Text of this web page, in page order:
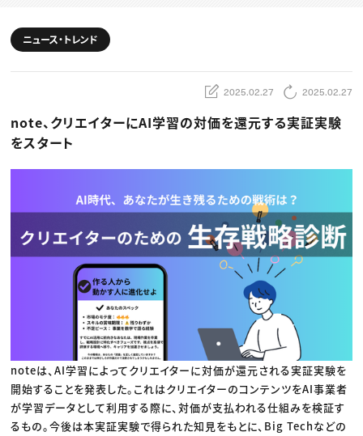
スキルアップしたい！ トップ
デザイン
動画配信・映像制作
ディレクション
業界解説・キャリア事情
お役立ち基礎知識
TOP Creator’s コラム
ゲームクリエイター
映像クリエイター
マーケッター
C＆R Magazine
ニュース・トレンド
ゲーム・エンタメ
広告
出版
CREATIVE VILLAGEからのお知らせ
プロフェッショナル×つながる×メディア
ニュース・トレンド
2025.02.27 2025.02.27
note、クリエイターにAI学習の対価を還元する実証実験
をスタート
noteは、AI学習によってクリエイターに対価が還元される実証実験を
開始することを発表した。これはクリエイターのコンテンツをAI事業者
が学習データとして利用する際に、対価が支払われる仕組みを検証す
るもの。今後は本実証実験で得られた知見をもとに、Big Techなどの